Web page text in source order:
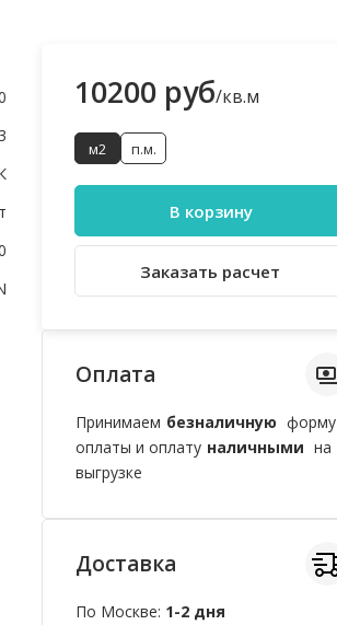
10200 руб/кв.м
м2 п.м.
В корзину
Заказать расчет
Оплата
Принимаем безналичную форму
оплаты и оплату наличными на
выгрузке
Доставка
По Москве: 1-2 дня